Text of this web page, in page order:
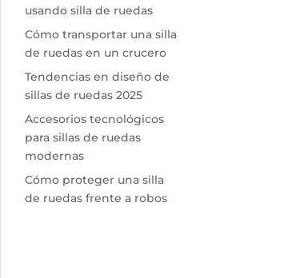
usando silla de ruedas
Cómo transportar una silla
de ruedas en un crucero
Tendencias en diseño de
sillas de ruedas 2025
Accesorios tecnológicos
para sillas de ruedas
modernas
Cómo proteger una silla
de ruedas frente a robos